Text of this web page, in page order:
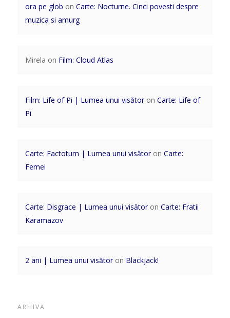
ora pe glob on Carte: Nocturne. Cinci povesti despre
muzica si amurg
Mirela on Film: Cloud Atlas
Film: Life of Pi | Lumea unui visătoron Carte: Life of
Pi
Carte: Factotum | Lumea unui visătoron Carte:
Femei
Carte: Disgrace | Lumea unui visătoron Carte: Fratii
Karamazov
2 ani | Lumea unui visătoron Blackjack!
ARHIVA